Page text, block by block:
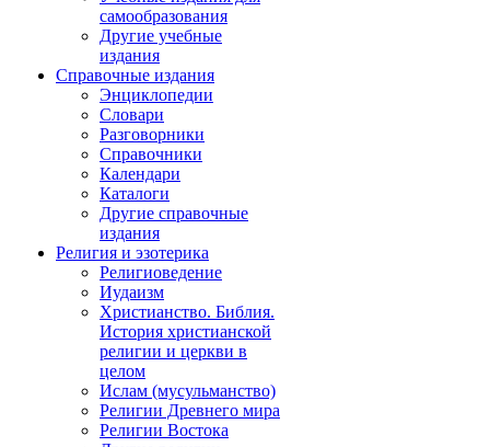
самообразования
Другие учебные
издания
Справочные издания
Энциклопедии
Словари
Разговорники
Справочники
Календари
Каталоги
Другие справочные
издания
Религия и эзотерика
Религиоведение
Иудаизм
Христианство. Библия.
История христианской
религии и церкви в
целом
Ислам (мусульманство)
Религии Древнего мира
Религии Востока